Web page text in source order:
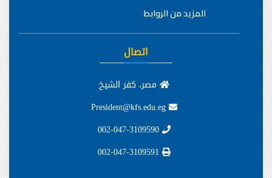
المزيد من الروابط
اتصال
مصر، كفر الشيخ